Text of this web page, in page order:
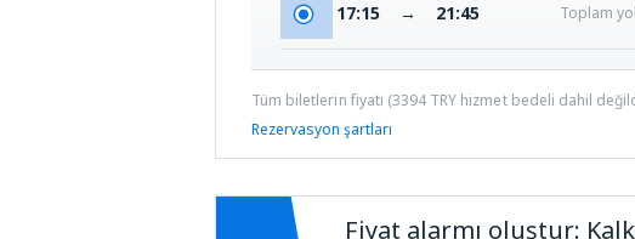
17:15 → 21:45 Toplam
Tüm biletlerin fiyatı (3394 TRY hizmet bedeli dahil
Rezervasyon şartları
Fiyat alarmı oluştur: